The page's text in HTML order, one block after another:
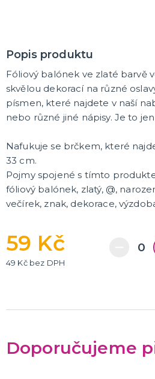
ROZLUČKA SE SVOBODOU
Šerpy na rozlučku se svobodou
Balónky na rozlučku se svobodou
Girlandy na loučení se svobodou
SVATEBNÍ FOTOKOUTEK
Popis produktu
Fóliový balónek ve zlaté barvě
skvělou dekorací na různé
písmen, které najdete v naší
nebo různé jiné nápisy. Je to jen
Nafukuje se brčkem, které
33 cm.
Pojmy spojené s tímto
fóliový balónek, zlatý, @,
večírek, znak, dekorace,
59 Kč
49 Kč bez DPH
Doporučujeme